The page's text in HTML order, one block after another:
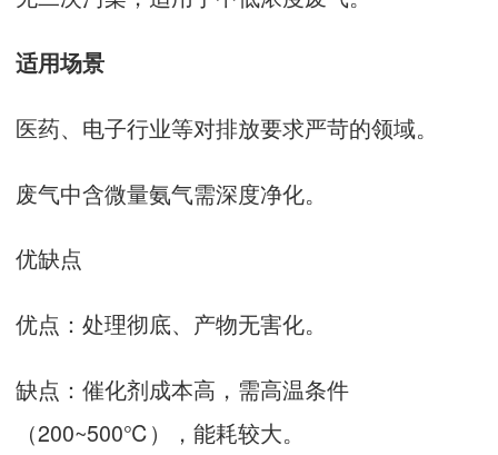
适用场景‌
医药、电子行业等对排放要求严苛的领域‌。
废气中含微量氨气需深度净化‌。
优缺点‌
优点‌：处理彻底、产物无害化‌。
缺点‌：催化剂成本高，需高温条件
（200~500℃），能耗较大‌。